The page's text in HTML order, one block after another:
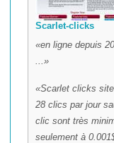
Scarlet-clicks
en ligne depuis
...
Scarlet clicks
28 clics par jour
clic sont très
seulement à